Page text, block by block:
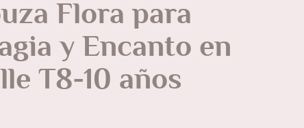
Flora para
y Encanto en
T8-10 años